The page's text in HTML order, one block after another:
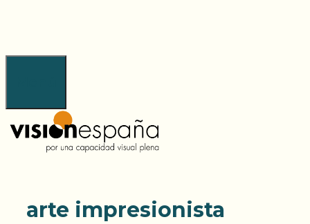
arte impresionista